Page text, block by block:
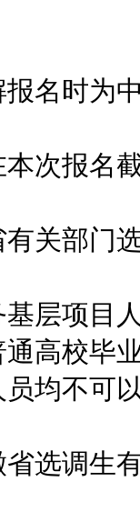
时为中
次报名
部门选
项目人
高校毕
均不可
调生有